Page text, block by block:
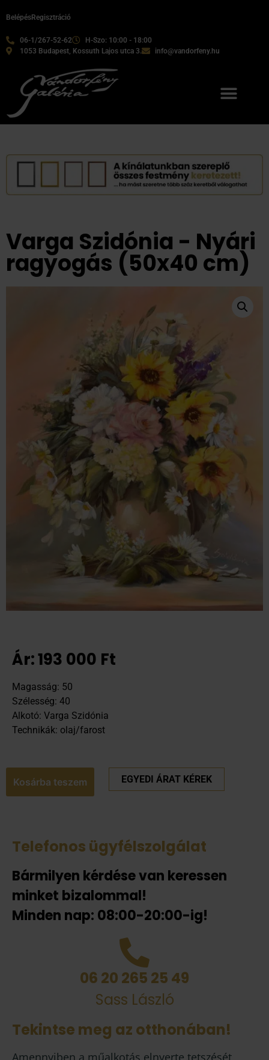
06-1/267-52-62
H-Szo: 10:00 - 18:00
1053 Budapest, Kossuth Lajos utca 3.
info@vandorfeny.hu
BelépésRegisztráció
Varga Szidónia - Nyári
ragyogás (50x40 cm)
Ár:193 000 Ft
Magasság: 50
Szélesség: 40
Alkotó: Varga Szidónia
Technikák: olaj/farost
Kosárba teszem EGYEDI ÁRAT KÉREK
Telefonos ügyfélszolgálat
Bármilyen kérdése van keressen
minket bizalommal!
Minden nap: 08:00-20:00-ig!
06 20 265 25 49
Sass László
Tekintse meg az otthonában!
Amennyiben a műalkotás elnyerte tetszését